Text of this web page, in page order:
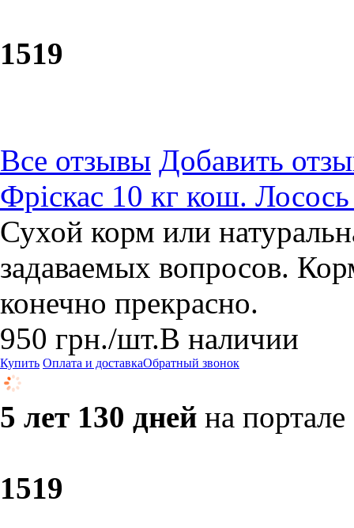
1519
Все отзывы Добавить
Фріскас 10 кг кош. Лосось
Сухой корм или
задаваемых вопросов.
конечно прекрасно.
950 грн./шт.В наличии
Купить Оплата и доставкаОбратный звонок
5 лет 130 дней на портале
1519